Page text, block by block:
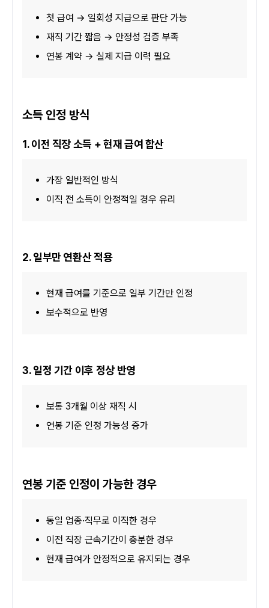
첫 급여 → 일회성 지급으로 판단 가능
재직 기간 짧음 → 안정성 검증 부족
연봉 계약 → 실제 지급 이력 필요
소득 인정 방식
1. 이전 직장 소득 + 현재 급여 합산
가장 일반적인 방식
이직 전 소득이 안정적일 경우 유리
2. 일부만 연환산 적용
현재 급여를 기준으로 일부 기간만 인정
보수적으로 반영
3. 일정 기간 이후 정상 반영
보통 3개월 이상 재직 시
연봉 기준 인정 가능성 증가
연봉 기준 인정이 가능한 경우
동일 업종·직무로 이직한 경우
이전 직장 근속기간이 충분한 경우
현재 급여가 안정적으로 유지되는 경우